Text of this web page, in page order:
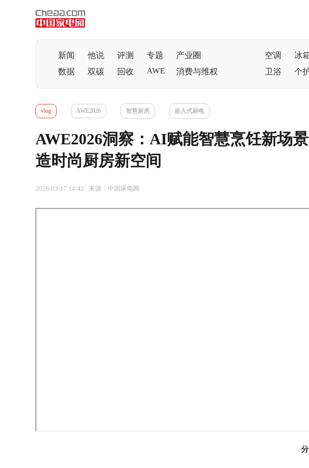
新闻 他说 评测 专题
产业圈
数据
双碳 回收 AWE 消费与维权
空调 冰
卫浴
个
vlog AWE2026 智慧厨房 嵌入式厨电
AWE2026洞察：AI赋能智慧烹饪新场
造时尚厨房新空间
2026-03-17 14:42 来源：中国家电网